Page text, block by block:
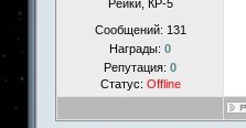
Рейки, КР-5
Сообщений: 131
Награды: 0
Репутация: 0
Статус: Offline